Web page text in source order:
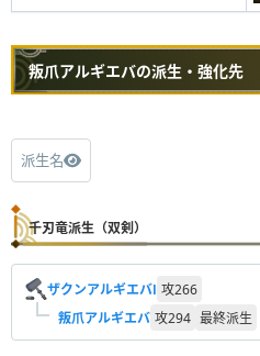
叛爪アルギエバの派生・強化先
派生名
千刃竜派生（双剣）
ザクンアルギエバⅠ 攻266
叛爪アルギエバ 攻294 最終派生